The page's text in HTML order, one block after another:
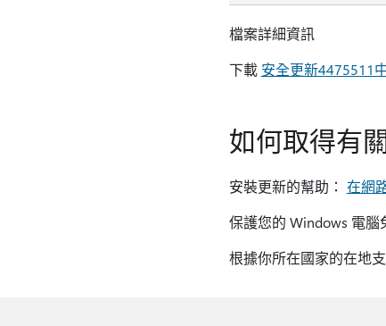
檔案詳細資訊
下載 安全更新4475511
如何取得有
安裝更新的幫助： 在網
保護您的 Windows 電腦
根據你所在國家的在地支